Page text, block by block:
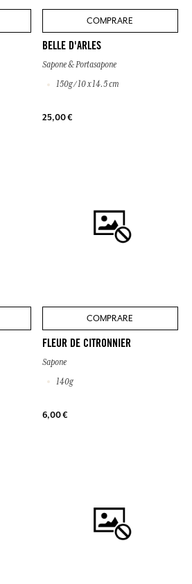
COMPRARE
BELLE D'ARLES
Sapone & Portasapone
150g / 10 x 14.5 cm
25,00 €
COMPRARE
FLEUR DE CITRONNIER
Sapone
140g
6,00 €